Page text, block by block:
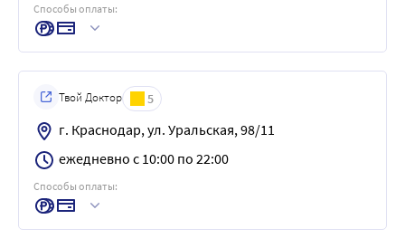
Способы оплаты:
Твой Доктор 5
г. Краснодар, ул. Уральская, 98/11
ежедневно с 10:00 по 22:00
Способы оплаты: